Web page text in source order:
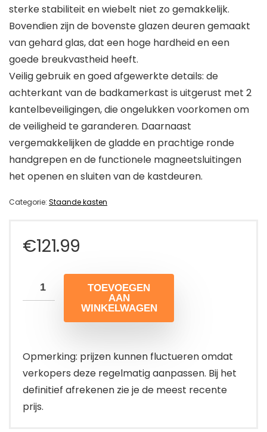
sterke stabiliteit en wiebelt niet zo gemakkelijk.
Bovendien zijn de bovenste glazen deuren gemaakt
van gehard glas, dat een hoge hardheid en een
goede breukvastheid heeft.
Veilig gebruik en goed afgewerkte details: de
achterkant van de badkamerkast is uitgerust met 2
kantelbeveiligingen, die ongelukken voorkomen om
de veiligheid te garanderen. Daarnaast
vergemakkelijken de gladde en prachtige ronde
handgrepen en de functionele magneetsluitingen
het openen en sluiten van de kastdeuren.
Categorie: Staande kasten
€121.99
TOEVOEGEN
AAN
WINKELWAGEN
Opmerking: prijzen kunnen fluctueren omdat
verkopers deze regelmatig aanpassen. Bij het
definitief afrekenen zie je de meest recente
prijs.